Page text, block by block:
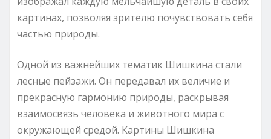
картинах, позволяя зрителю почувствовать себя
частью природы.
Одной из важнейших тематик Шишкина стали
лесные пейзажи. Он передавал их величие и
прекрасную гармонию природы, раскрывая
взаимосвязь человека и животного мира с
окружающей средой. Картины Шишкина